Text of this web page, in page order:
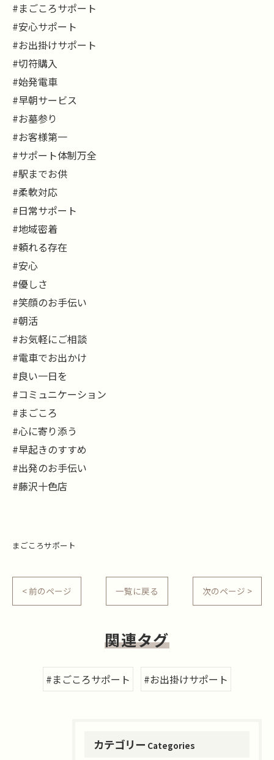
#まごころサポート
#安心サポート
#お出掛けサポート
#切符購入
#始発電車
#早朝サービス
#お墓参り
#お客様第一
#サポート体制万全
#駅までお供
#柔軟対応
#日常サポート
#地域密着
#頼れる存在
#安心
#優しさ
#笑顔のお手伝い
#朝活
#お気軽にご相談
#電車でお出かけ
#良い一日を
#コミュニケーション
#まごころ
#心に寄り添う
#早起きのすすめ
#出発のお手伝い
#藤沢十色店
まごころサポート
< 前のページ 一覧に戻る 次のページ >
関連タグ
#まごころサポート #お出掛けサポート
カテゴリー Categories